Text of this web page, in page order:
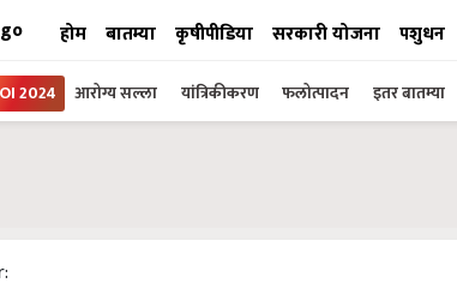
होम बातम्या कृषीपीडिया सरकारी योजना पशुधन
2024 आरोग्य सल्ला यांत्रिकीकरण फलोत्पादन इतर बातम्या